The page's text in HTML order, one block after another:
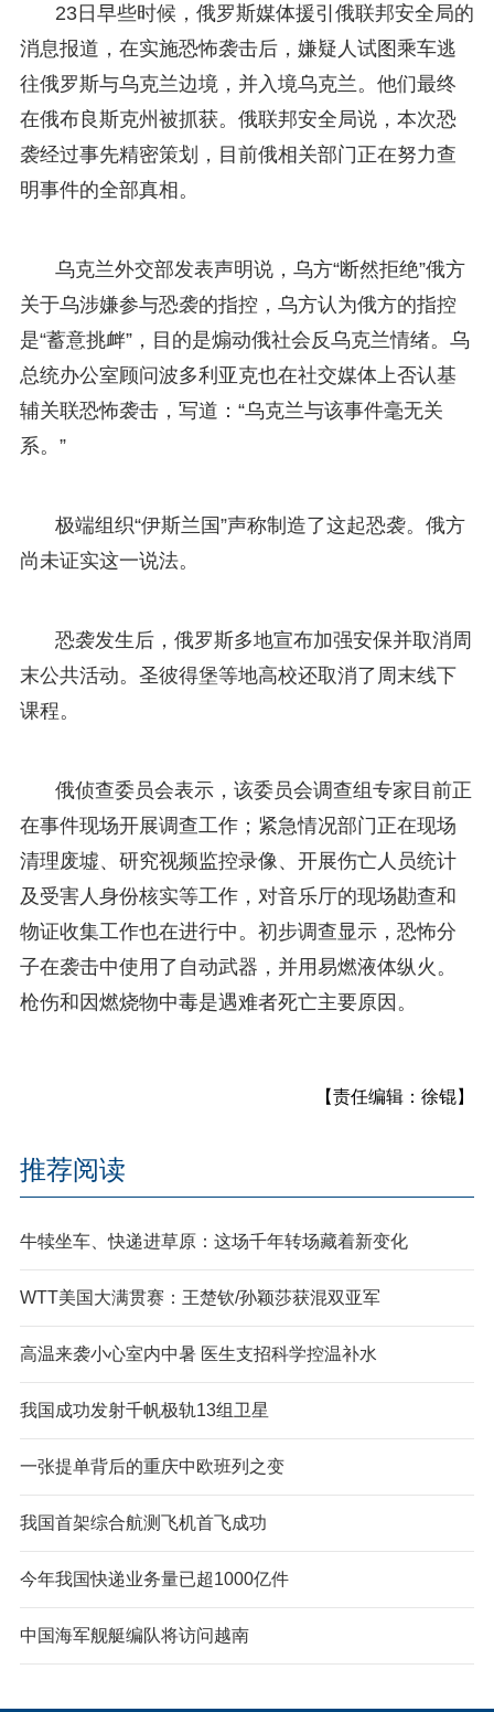
23日早些时候，俄罗斯媒体援引俄联邦安全局的
消息报道，在实施恐怖袭击后，嫌疑人试图乘车逃
往俄罗斯与乌克兰边境，并入境乌克兰。他们最终
在俄布良斯克州被抓获。俄联邦安全局说，本次恐
袭经过事先精密策划，目前俄相关部门正在努力查
明事件的全部真相。
乌克兰外交部发表声明说，乌方“断然拒绝”俄方
关于乌涉嫌参与恐袭的指控，乌方认为俄方的指控
是“蓄意挑衅”，目的是煽动俄社会反乌克兰情绪。乌
总统办公室顾问波多利亚克也在社交媒体上否认基
辅关联恐怖袭击，写道：“乌克兰与该事件毫无关
系。”
极端组织“伊斯兰国”声称制造了这起恐袭。俄方
尚未证实这一说法。
恐袭发生后，俄罗斯多地宣布加强安保并取消周
末公共活动。圣彼得堡等地高校还取消了周末线下
课程。
俄侦查委员会表示，该委员会调查组专家目前正
在事件现场开展调查工作；紧急情况部门正在现场
清理废墟、研究视频监控录像、开展伤亡人员统计
及受害人身份核实等工作，对音乐厅的现场勘查和
物证收集工作也在进行中。初步调查显示，恐怖分
子在袭击中使用了自动武器，并用易燃液体纵火。
枪伤和因燃烧物中毒是遇难者死亡主要原因。
【责任编辑：徐锟】
推荐阅读
牛犊坐车、快递进草原：这场千年转场藏着新变化
WTT美国大满贯赛：王楚钦/孙颖莎获混双亚军
高温来袭小心室内中暑 医生支招科学控温补水
我国成功发射千帆极轨13组卫星
一张提单背后的重庆中欧班列之变
我国首架综合航测飞机首飞成功
今年我国快递业务量已超1000亿件
中国海军舰艇编队将访问越南